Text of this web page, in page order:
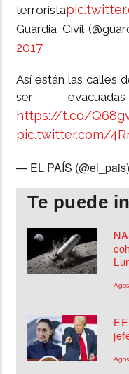
terrorista
Guardia Civil
2017
Así están las calles
ser
https://t.co/
pic.twitter.com/
— EL PAÍS (@el_pais)
Te puede